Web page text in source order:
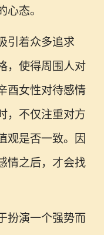
心态。
引着众多追求
，使得周围人对
酉女性对待感情
，不仅注重对方
观是否一致。因
情之后，才会找
扮演一个强势而